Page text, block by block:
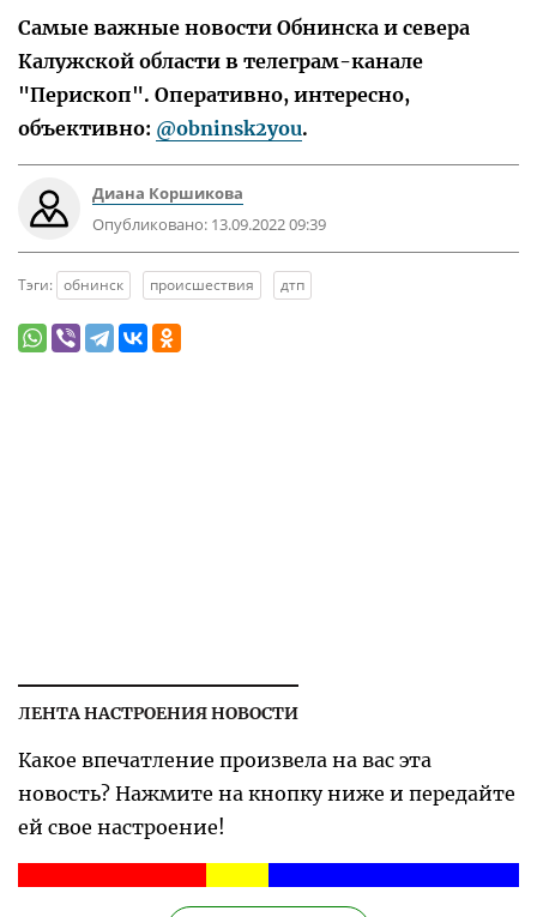
Самые важные новости Обнинска и севера
Калужской области в телеграм-канале
"Перископ". Оперативно, интересно,
объективно: @obninsk2you.
Диана Коршикова
Опубликовано: 13.09.2022 09:39
Тэги: обнинск происшествия дтп
ЛЕНТА НАСТРОЕНИЯ НОВОСТИ
Какое впечатление произвела на вас эта
новость? Нажмите на кнопку ниже и передайте
ей свое настроение!